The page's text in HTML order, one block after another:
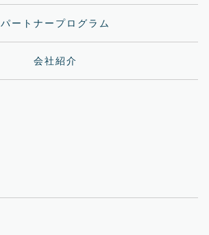
パートナープログラム
会社紹介